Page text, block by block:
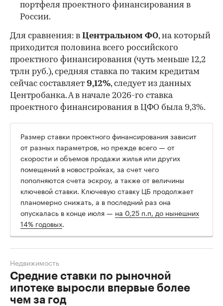
портфеля проектного финансирования в
России.
Для сравнения: в Центральном ФО, на который
приходится половина всего российского
проектного финансирования (чуть меньше 12,2
трлн руб.), средняя ставка по таким кредитам
сейчас составляет 9,12%, следует из данных
Центробанка. А в начале 2026-го ставка
проектного финансирования в ЦФО была 9,3%.
Размер ставки проектного финансирования зависит
от разных параметров, но прежде всего — от
скорости и объемов продажи жилья или других
помещений в новостройках, за счет чего
пополняются счета эскроу, а также от величины
ключевой ставки. Ключевую ставку ЦБ продолжает
планомерно снижать, а в последний раз она
опускалась в конце июля — на 0,25 п.п, до нынешних
14% годовых.
Средние ставки по рыночной
ипотеке выросли впервые более
чем за год
Недвижимость